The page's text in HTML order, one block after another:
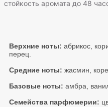
стойкость аромата до 48
Верхние ноты: абрикос,
перец.
Средние ноты: жасмин,
Базовые ноты: амбра,
Семейства парфюмерии: